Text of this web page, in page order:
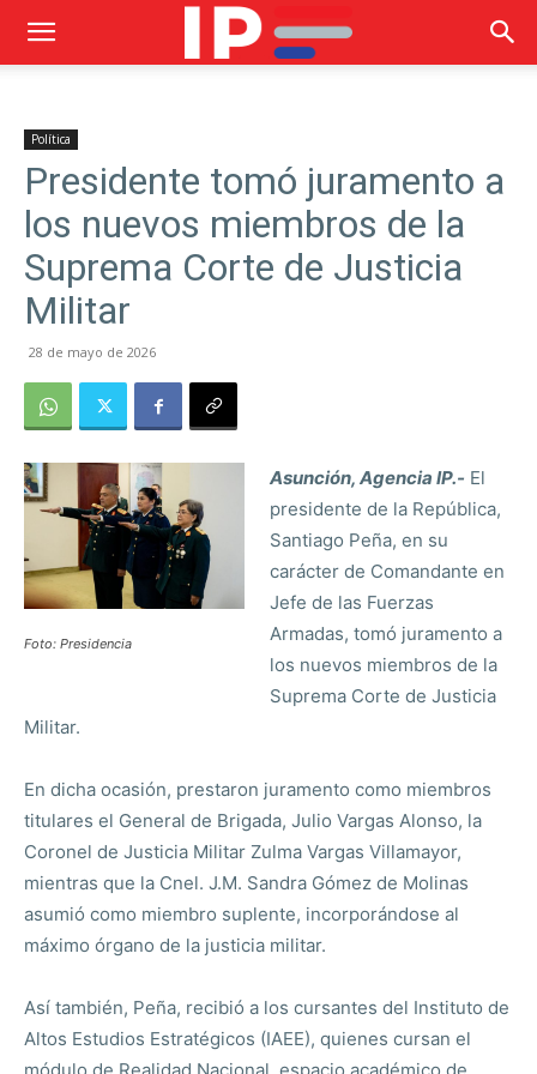
Política
Presidente tomó juramento a
los nuevos miembros de la
Suprema Corte de Justicia
Militar
28 de mayo de 2026
Foto: Presidencia
Asunción, Agencia IP.- El
presidente de la República,
Santiago Peña, en su
carácter de Comandante en
Jefe de las Fuerzas
Armadas, tomó juramento a
los nuevos miembros de la
Suprema Corte de Justicia
Militar.
En dicha ocasión, prestaron juramento como miembros
titulares el General de Brigada, Julio Vargas Alonso, la
Coronel de Justicia Militar Zulma Vargas Villamayor,
mientras que la Cnel. J.M. Sandra Gómez de Molinas
asumió como miembro suplente, incorporándose al
máximo órgano de la justicia militar.
Así también, Peña, recibió a los cursantes del Instituto de
Altos Estudios Estratégicos (IAEE), quienes cursan el